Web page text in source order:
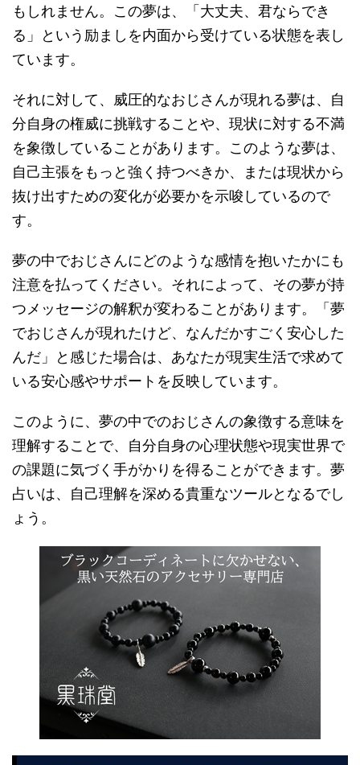
もしれません。この夢は、「大丈夫、君ならでき
る」という励ましを内面から受けている状態を表し
ています。
それに対して、威圧的なおじさんが現れる夢は、自
分自身の権威に挑戦することや、現状に対する不満
を象徴していることがあります。このような夢は、
自己主張をもっと強く持つべきか、または現状から
抜け出すための変化が必要かを示唆しているので
す。
夢の中でおじさんにどのような感情を抱いたかにも
注意を払ってください。それによって、その夢が持
つメッセージの解釈が変わることがあります。「夢
でおじさんが現れたけど、なんだかすごく安心した
んだ」と感じた場合は、あなたが現実生活で求めて
いる安心感やサポートを反映しています。
このように、夢の中でのおじさんの象徴する意味を
理解することで、自分自身の心理状態や現実世界で
の課題に気づく手がかりを得ることができます。夢
占いは、自己理解を深める貴重なツールとなるでし
ょう。